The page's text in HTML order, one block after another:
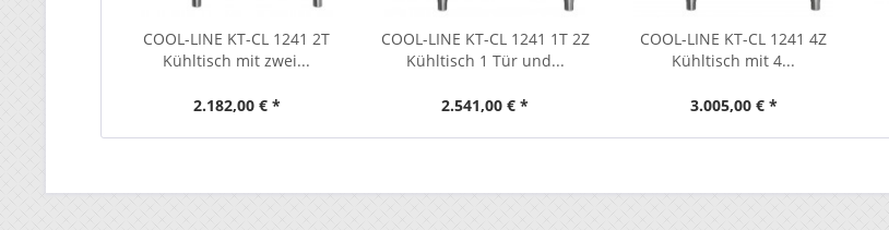
COOL-LINE KT-CL 1241 2T
Kühltisch mit zwei...
2.182,00 € *
COOL-LINE KT-CL 1241 1T 2Z
Kühltisch 1 Tür und...
2.541,00 € *
COOL-LINE KT-CL 1241 4Z
Kühltisch mit 4...
3.005,00 € *